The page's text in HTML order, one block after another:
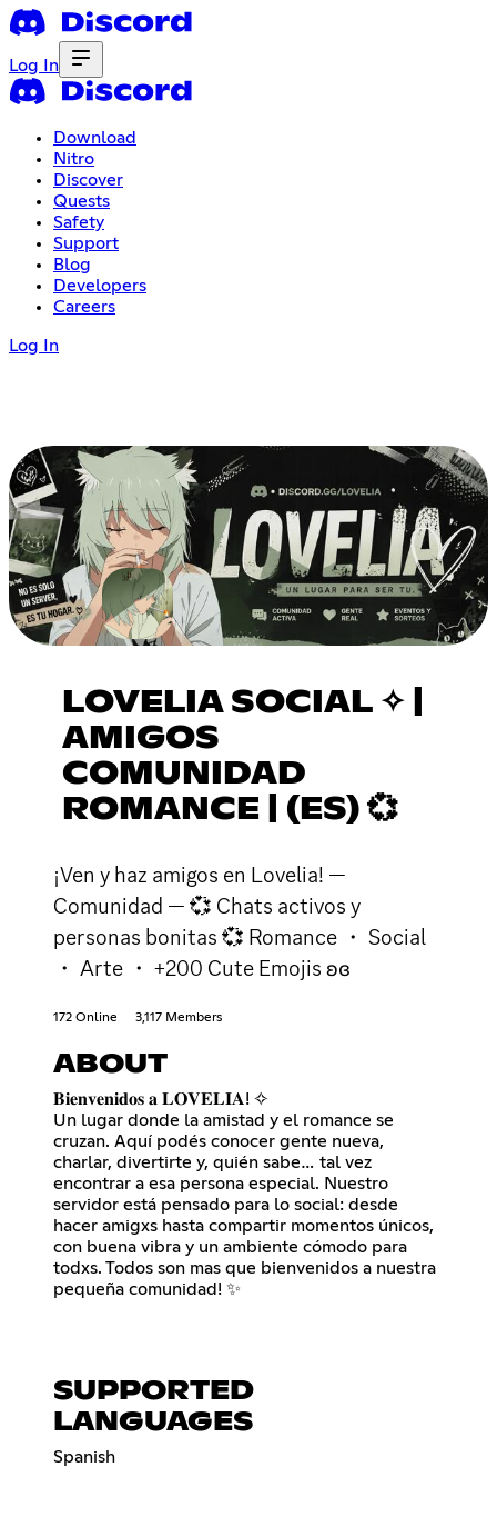
Log In
Download
Nitro
Discover
Quests
Safety
Support
Blog
Developers
Careers
Log In
LOVELIA SOCIAL ✧ |
AMIGOS
COMUNIDAD
ROMANCE | (ES) 💞
¡Ven y haz amigos en Lovelia! —
Comunidad — 💞 Chats activos y
personas bonitas 💞 Romance ・ Social
・ Arte ・ +200 Cute Emojis ʚɞ
172 Online 3,117 Members
ABOUT
𝐁𝐢𝐞𝐧𝐯𝐞𝐧𝐢𝐝𝐨𝐬 𝐚 𝐋𝐎𝐕𝐄𝐋𝐈𝐀! ✧
Un lugar donde la amistad y el romance se
cruzan. Aquí podés conocer gente nueva,
charlar, divertirte y, quién sabe… tal vez
encontrar a esa persona especial. Nuestro
servidor está pensado para lo social: desde
hacer amigxs hasta compartir momentos únicos,
con buena vibra y un ambiente cómodo para
todxs. Todos son mas que bienvenidos a nuestra
pequeña comunidad! ✨
SUPPORTED
LANGUAGES
Spanish